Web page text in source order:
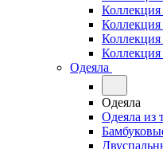
Одеяла
Одеяла
Одеяла из